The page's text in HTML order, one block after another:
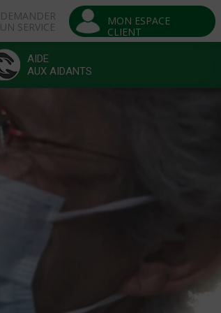
DEMANDER
UN SERVICE
MON ESPACE
CLIENT
AIDE
AUX AIDANTS